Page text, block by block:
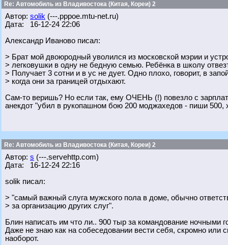
Re: Автомобиль из Владивостока (Китая, Кореи) 2
Автор: solik (---.pppoe.mtu-net.ru)
Дата: 16-12-24 22:06
Александр Иваново писал:
> Брат мой двоюродный уволился из московской мэрии и
> легковушки в одну не бедную семью. Ребёнка в школу
> Получает 3 сотни и в ус не дует. Одно плохо, говорит, в
> когда они за границей отдыхают.
Сам-то веришь? Но если так, ему ОЧЕНЬ (!) повезло с
анекдот "убил в рукопашном бою 200 моджахедов - пиши 500,
Re: Автомобиль из Владивостока (Китая, Кореи) 2
Автор: s (---.servehttp.com)
Дата: 16-12-24 22:16
solik писал:
> "самый важный слуга мужского пола в доме, обычно
> за организацию других слуг".
Блин написать им что ли.. 900 тыр за командование ночными
Даже не знаю как на собеседовании вести себя, скромно или
наоборот.